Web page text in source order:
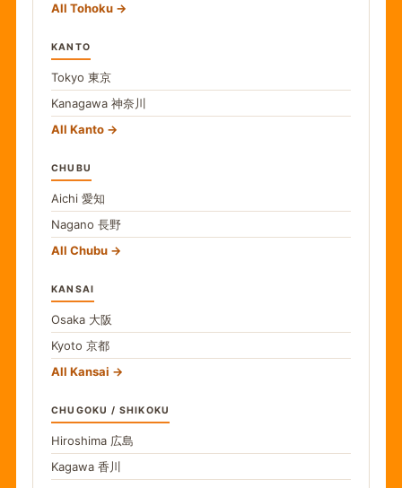
All Tohoku
KANTO
Tokyo 東京
Kanagawa 神奈川
All Kanto
CHUBU
Aichi 愛知
Nagano 長野
All Chubu
KANSAI
Osaka 大阪
Kyoto 京都
All Kansai
CHUGOKU / SHIKOKU
Hiroshima 広島
Kagawa 香川